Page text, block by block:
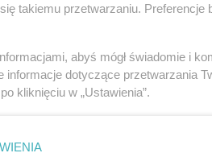
takiemu przetwarzaniu. Preferencje
abyś mógł świadomie i
informacje dotyczące przetwarzania
kliknięciu w „Ustawienia”.